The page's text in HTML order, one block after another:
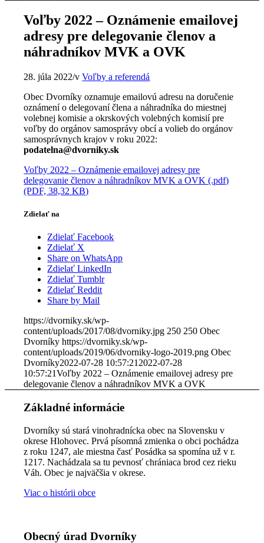
Voľby 2022 – Oznámenie emailovej
adresy pre delegovanie členov a
náhradníkov MVK a OVK
28. júla 2022/vVoľby a referendá
Obec Dvorníky oznamuje emailovú adresu na doručenie
oznámení o delegovaní člena a náhradníka do miestnej
volebnej komisie a okrskových volebných komisií pre
voľby do orgánov samosprávy obcí a volieb do orgánov
samosprávnych krajov v roku 2022:
podatelna@dvorniky.sk
Voľby 2022 – Oznámenie emailovej adresy pre
delegovanie členov a náhradníkov MVK a OVK (.pdf)
(PDF, 38,32 KB)
Zdielať na
Zdielať Facebook
Zdielať X
Share on WhatsApp
Zdielať LinkedIn
Zdielať Tumblr
Zdielať Reddit
Share by Mail
https://dvorniky.sk/wp-
content/uploads/2017/08/dvorniky.jpg 250 250 Obec
Dvorníky https://dvorniky.sk/wp-
content/uploads/2019/06/dvorniky-logo-2019.png Obec
Dvorníky2022-07-28 10:57:21 2022-07-28
10:57:21Voľby 2022 – Oznámenie emailovej adresy pre
delegovanie členov a náhradníkov MVK a OVK
Základné informácie
Dvorníky sú stará vinohradnícka obec na Slovensku v
okrese Hlohovec. Prvá písomná zmienka o obci pochádza
z roku 1247, ale miestna časť Posádka sa spomína už v r.
1217. Nachádzala sa tu pevnosť chrániaca brod cez rieku
Váh. Obec je najväčšia v okrese.
Viac o histórii obce
Obecný úrad Dvorníky